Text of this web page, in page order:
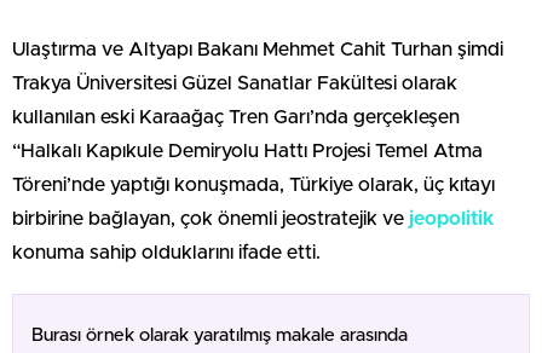
Ulaştırma ve Altyapı Bakanı Mehmet Cahit Turhan şimdi
Trakya Üniversitesi Güzel Sanatlar Fakültesi olarak
kullanılan eski Karaağaç Tren Garı’nda gerçekleşen
“Halkalı Kapıkule Demiryolu Hattı Projesi Temel Atma
Töreni’nde yaptığı konuşmada, Türkiye olarak, üç kıtayı
birbirine bağlayan, çok önemli jeostratejik ve jeopolitik
konuma sahip olduklarını ifade etti.
Burası örnek olarak yaratılmış makale arasında